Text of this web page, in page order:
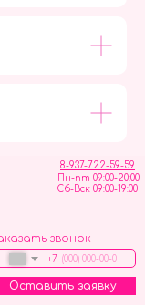
8-937-722-59-59
Пн-пт 09:00-20:00
Сб-Вск 09:00-19:00
звонок
+7
Оставить заявку